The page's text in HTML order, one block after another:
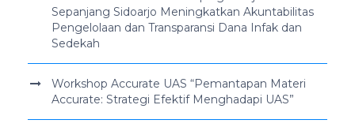
Sepanjang Sidoarjo Meningkatkan Akuntabilitas
Pengelolaan dan Transparansi Dana Infak dan
Sedekah
Workshop Accurate UAS “Pemantapan Materi
Accurate: Strategi Efektif Menghadapi UAS”